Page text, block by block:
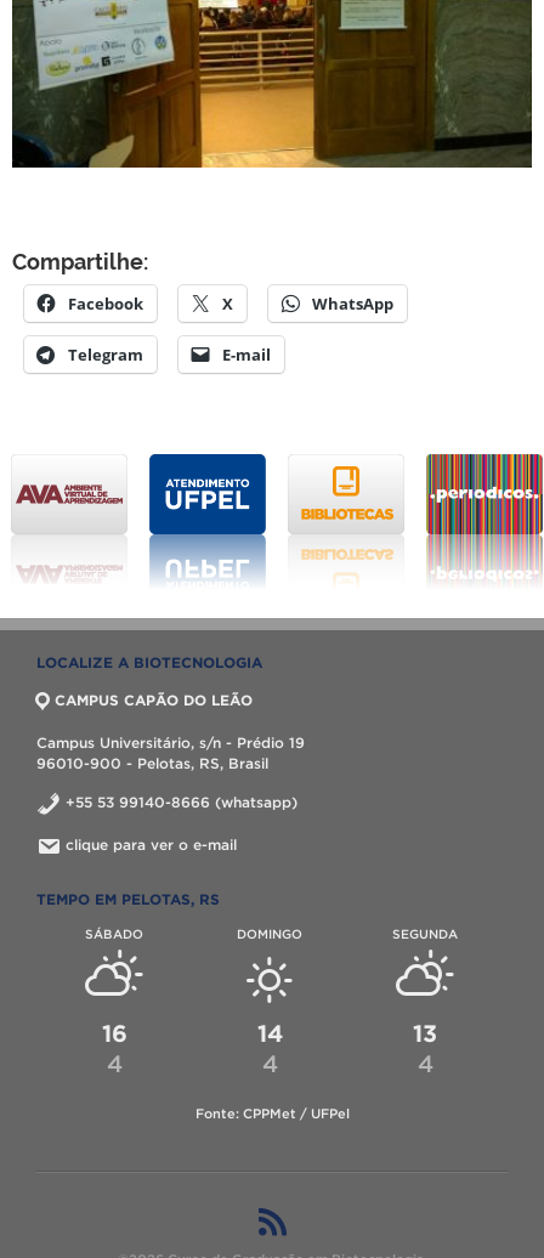
Compartilhe:
Facebook X WhatsApp
Telegram E-mail
LOCALIZE A BIOTECNOLOGIA
CAMPUS CAPÃO DO LEÃO
Campus Universitário, s/n - Prédio 19
96010-900 - Pelotas, RS, Brasil
+55 53 99140-8666 (whatsapp)
clique para ver o e-mail
TEMPO EM PELOTAS, RS
SÁBADO
16
4
DOMINGO
14
4
SEGUNDA
13
4
Fonte: CPPMet / UFPel